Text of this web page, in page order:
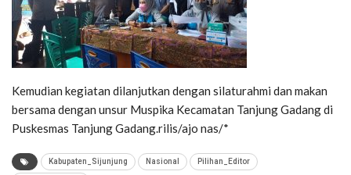
Kemudian kegiatan dilanjutkan dengan silaturahmi dan makan
bersama dengan unsur Muspika Kecamatan Tanjung Gadang di
Puskesmas Tanjung Gadang.rilis/ajo nas/*
Kabupaten_Sijunjung Nasional Pilihan_Editor